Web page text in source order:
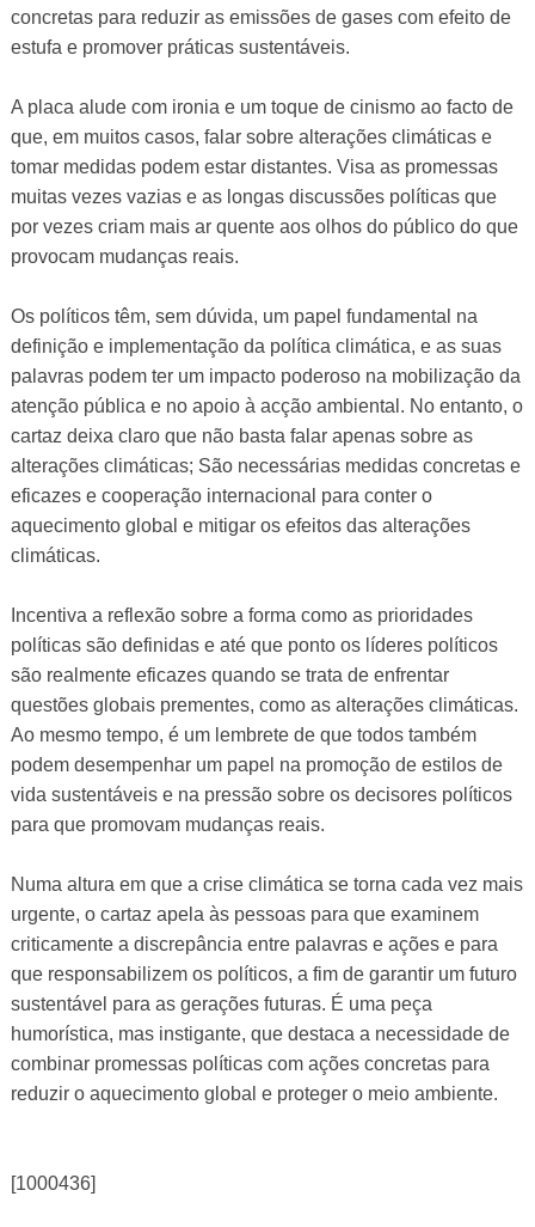
concretas para reduzir as emissões de gases com efeito de
estufa e promover práticas sustentáveis.
A placa alude com ironia e um toque de cinismo ao facto de
que, em muitos casos, falar sobre alterações climáticas e
tomar medidas podem estar distantes. Visa as promessas
muitas vezes vazias e as longas discussões políticas que
por vezes criam mais ar quente aos olhos do público do que
provocam mudanças reais.
Os políticos têm, sem dúvida, um papel fundamental na
definição e implementação da política climática, e as suas
palavras podem ter um impacto poderoso na mobilização da
atenção pública e no apoio à acção ambiental. No entanto, o
cartaz deixa claro que não basta falar apenas sobre as
alterações climáticas; São necessárias medidas concretas e
eficazes e cooperação internacional para conter o
aquecimento global e mitigar os efeitos das alterações
climáticas.
Incentiva a reflexão sobre a forma como as prioridades
políticas são definidas e até que ponto os líderes políticos
são realmente eficazes quando se trata de enfrentar
questões globais prementes, como as alterações climáticas.
Ao mesmo tempo, é um lembrete de que todos também
podem desempenhar um papel na promoção de estilos de
vida sustentáveis ​​e na pressão sobre os decisores políticos
para que promovam mudanças reais.
Numa altura em que a crise climática se torna cada vez mais
urgente, o cartaz apela às pessoas para que examinem
criticamente a discrepância entre palavras e ações e para
que responsabilizem os políticos, a fim de garantir um futuro
sustentável para as gerações futuras. É uma peça
humorística, mas instigante, que destaca a necessidade de
combinar promessas políticas com ações concretas para
reduzir o aquecimento global e proteger o meio ambiente.
[1000436]